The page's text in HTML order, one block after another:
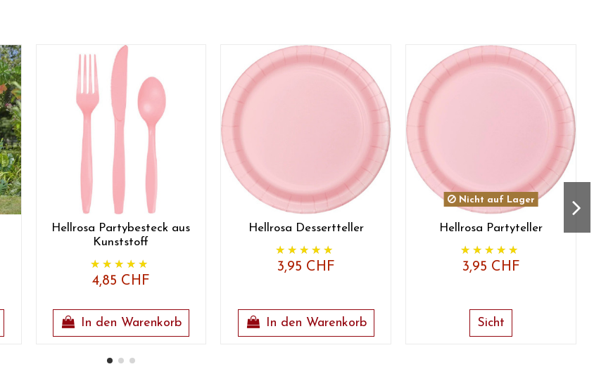
Hellrosa Partybesteck aus
Kunststoff
4,85 CHF
In den Warenkorb
Hellrosa Dessertteller
3,95 CHF
In den Warenkorb
Nicht auf Lager
Hellrosa Partyteller
3,95 CHF
Sicht